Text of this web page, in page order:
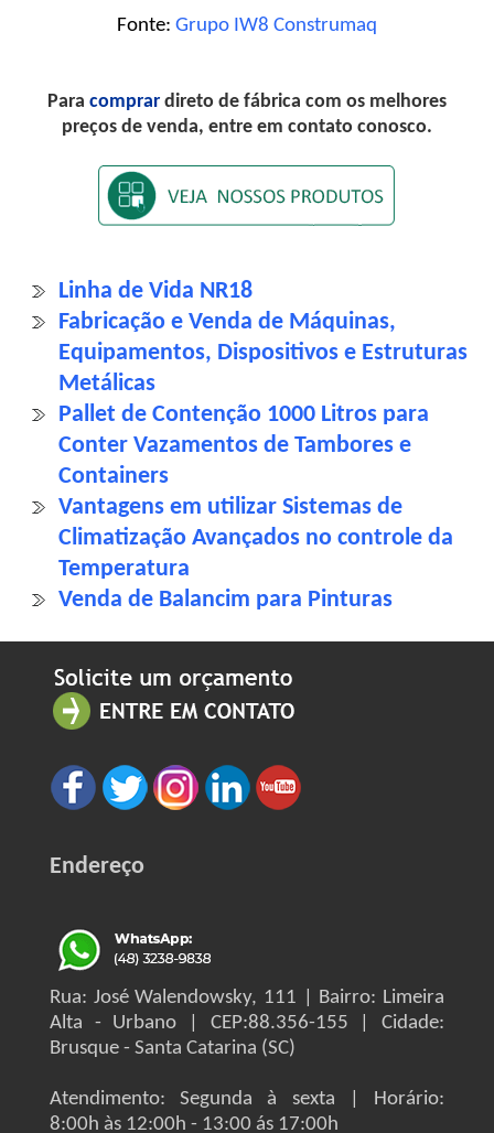
Fonte: Grupo IW8 Construmaq
Para comprar direto de fábrica com os melhores
preços de venda, entre em contato conosco.
Linha de Vida NR18
Fabricação e Venda de Máquinas,
Equipamentos, Dispositivos e Estruturas
Metálicas
Pallet de Contenção 1000 Litros para
Conter Vazamentos de Tambores e
Containers
Vantagens em utilizar Sistemas de
Climatização Avançados no controle da
Temperatura
Venda de Balancim para Pinturas
Endereço
Rua: José Walendowsky, 111 | Bairro: Limeira
Alta - Urbano | CEP:88.356-155 | Cidade:
Brusque - Santa Catarina (SC)
Atendimento: Segunda à sexta | Horário:
8:00h às 12:00h - 13:00 ás 17:00h